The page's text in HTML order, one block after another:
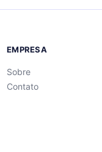
EMPRESA
Sobre
Contato